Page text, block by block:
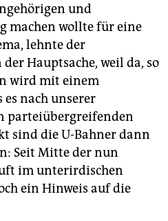
und
machen wollte für eine
lehnte der
Hauptsache, weil da, so
wird mit einem
nach unserer
parteiübergreifenden
sind die U-Bahner dann
Seit Mitte der nun
im unterirdischen
ein Hinweis auf die